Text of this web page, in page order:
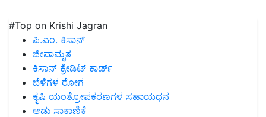
#Top on Krishi Jagran
ಪಿ.ಎಂ. ಕಿಸಾನ್
ಜೀವಾಮೃತ
ಕಿಸಾನ್ ಕ್ರೇಡಿಟ್ ಕಾರ್ಡ್
ಬೆಳೆಗಳ ರೋಗ
ಕೃಷಿ ಯಂತ್ರೋಪಕರಣಗಳ ಸಹಾಯಧನ
ಆಡು ಸಾಕಾಣಿಕೆ